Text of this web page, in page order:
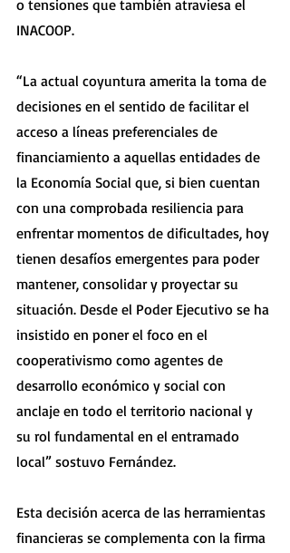
o tensiones que también atraviesa el
INACOOP.
“La actual coyuntura amerita la toma de
decisiones en el sentido de facilitar el
acceso a líneas preferenciales de
financiamiento a aquellas entidades de
la Economía Social que, si bien cuentan
con una comprobada resiliencia para
enfrentar momentos de dificultades, hoy
tienen desafíos emergentes para poder
mantener, consolidar y proyectar su
situación. Desde el Poder Ejecutivo se ha
insistido en poner el foco en el
cooperativismo como agentes de
desarrollo económico y social con
anclaje en todo el territorio nacional y
su rol fundamental en el entramado
local” sostuvo Fernández.
Esta decisión acerca de las herramientas
financieras se complementa con la firma